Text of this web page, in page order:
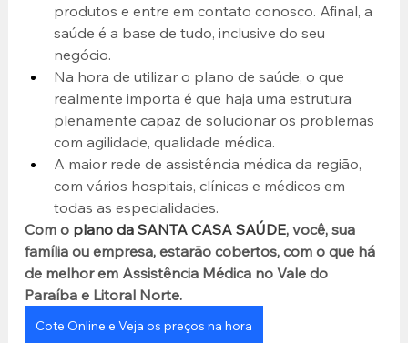
produtos e entre em contato conosco. Afinal, a
saúde é a base de tudo, inclusive do seu
negócio.
Na hora de utilizar o plano de saúde, o que
realmente importa é que haja uma estrutura
plenamente capaz de solucionar os problemas
com agilidade, qualidade médica.
A maior rede de assistência médica da região,
com vários hospitais, clínicas e médicos em
todas as especialidades.
Com o plano da SANTA CASA SAÚDE, você, sua
família ou empresa, estarão cobertos, com o que há
de melhor em Assistência Médica no Vale do
Paraíba e Litoral Norte.
Cote Online e Veja os preços na hora